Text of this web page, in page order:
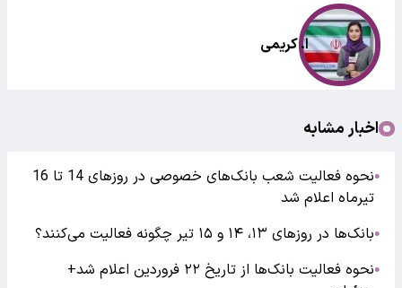
ا. کریمی
اخبار مشابه
●
نحوه فعالیت شعب بانک‌های خصوصی در روزهای 14 تا 16
تیرماه اعلام شد
●بانک‌ها در روزهای ۱۳، ۱۴ و ۱۵ تیر چگونه فعالیت می‌کنند؟
●
نحوه فعالیت بانک‌ها از تاریخ ۲۲ فروردین اعلام شد+